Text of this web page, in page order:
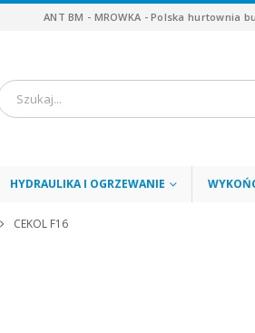
ANT BM - MROWKA - Polska hurtownia
HYDRAULIKA I OGRZEWANIE
CEKOL F16